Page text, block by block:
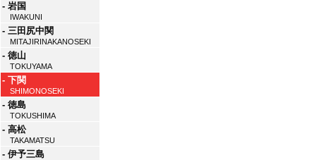
- 岩国
IWAKUNI
- 三田尻中関
MITAJIRINAKANOSEKI
- 徳山
TOKUYAMA
- 下関
SHIMONOSEKI
- 徳島
TOKUSHIMA
- 高松
TAKAMATSU
- 伊予三島